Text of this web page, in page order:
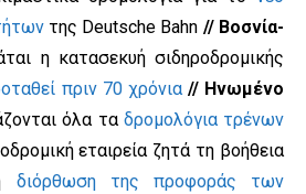
της Deutsche Bahn // Βοσνία-
η κατασεκυή σιδηροδρομικής
πριν 70 χρόνια // Ηνωμένο
όλα τα δρομολόγια τρένων
εταιρεία ζητά τη βοήθεια
διόρθωση της προφοράς των